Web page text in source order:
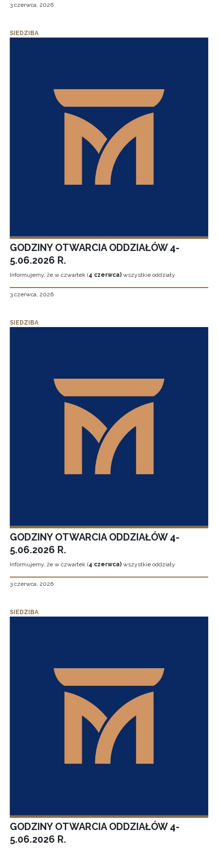
3 czerwca, 2026
SIEDZIBA
GODZINY OTWARCIA ODDZIAŁÓW 4-
5.06.2026 R.
Informujemy, że w czwartek (4 czerwca) wszystkie oddziały
3 czerwca, 2026
SIEDZIBA
GODZINY OTWARCIA ODDZIAŁÓW 4-
5.06.2026 R.
Informujemy, że w czwartek (4 czerwca) wszystkie oddziały
3 czerwca, 2026
SIEDZIBA
GODZINY OTWARCIA ODDZIAŁÓW 4-
5.06.2026 R.